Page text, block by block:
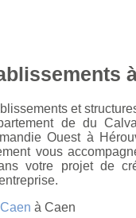
et
de du
Ouest à
vous
votre projet de
à Caen